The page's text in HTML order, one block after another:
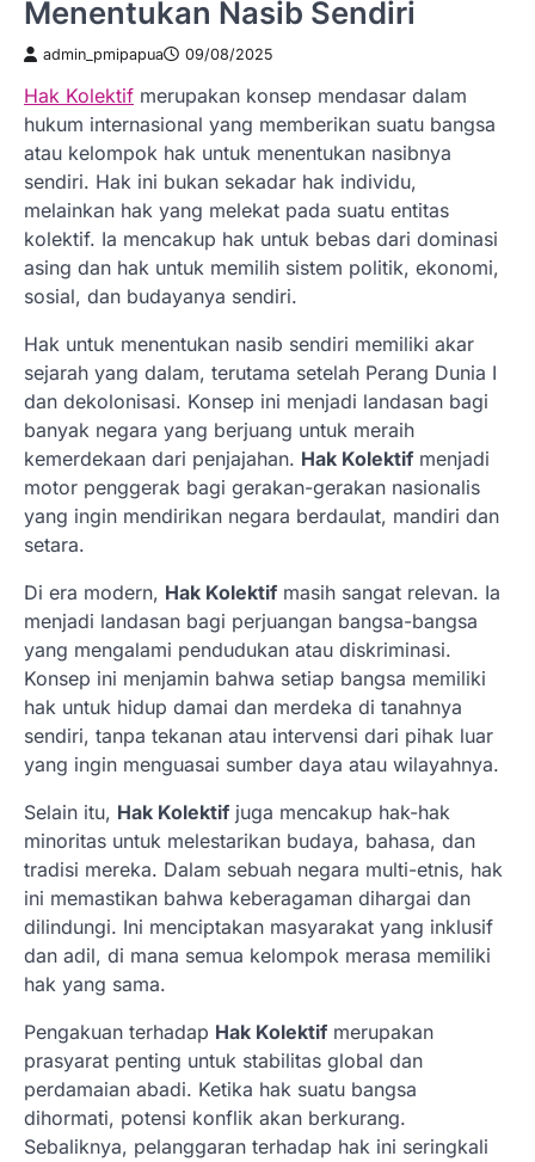
Menentukan Nasib Sendiri
admin_pmipapua 09/08/2025
Hak Kolektif merupakan konsep mendasar dalam
hukum internasional yang memberikan suatu bangsa
atau kelompok hak untuk menentukan nasibnya
sendiri. Hak ini bukan sekadar hak individu,
melainkan hak yang melekat pada suatu entitas
kolektif. Ia mencakup hak untuk bebas dari dominasi
asing dan hak untuk memilih sistem politik, ekonomi,
sosial, dan budayanya sendiri.
Hak untuk menentukan nasib sendiri memiliki akar
sejarah yang dalam, terutama setelah Perang Dunia I
dan dekolonisasi. Konsep ini menjadi landasan bagi
banyak negara yang berjuang untuk meraih
kemerdekaan dari penjajahan. Hak Kolektif menjadi
motor penggerak bagi gerakan-gerakan nasionalis
yang ingin mendirikan negara berdaulat, mandiri dan
setara.
Di era modern, Hak Kolektif masih sangat relevan. Ia
menjadi landasan bagi perjuangan bangsa-bangsa
yang mengalami pendudukan atau diskriminasi.
Konsep ini menjamin bahwa setiap bangsa memiliki
hak untuk hidup damai dan merdeka di tanahnya
sendiri, tanpa tekanan atau intervensi dari pihak luar
yang ingin menguasai sumber daya atau wilayahnya.
Selain itu, Hak Kolektif juga mencakup hak-hak
minoritas untuk melestarikan budaya, bahasa, dan
tradisi mereka. Dalam sebuah negara multi-etnis, hak
ini memastikan bahwa keberagaman dihargai dan
dilindungi. Ini menciptakan masyarakat yang inklusif
dan adil, di mana semua kelompok merasa memiliki
hak yang sama.
Pengakuan terhadap Hak Kolektif merupakan
prasyarat penting untuk stabilitas global dan
perdamaian abadi. Ketika hak suatu bangsa
dihormati, potensi konflik akan berkurang.
Sebaliknya, pelanggaran terhadap hak ini seringkali